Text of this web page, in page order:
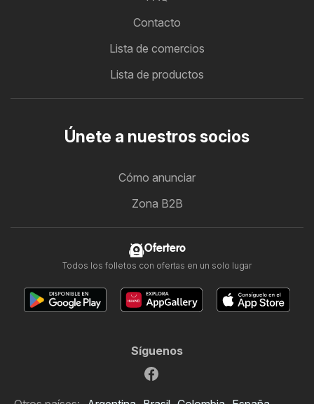
Contacto
Lista de comercios
Lista de productos
Únete a nuestros socios
Cómo anunciar
Zona B2B
Ofertero
Todos los folletos con ofertas en un solo lugar
Síguenos